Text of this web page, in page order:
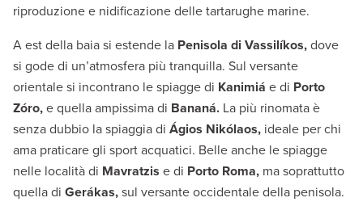
riproduzione e nidificazione delle tartarughe marine.
A est della baia si estende la Penisola di Vassilíkos,dove
si gode di un’atmosfera più tranquilla. Sul versante
orientale si incontrano le spiagge di Kanimiá e di Porto
Zóro,e quella ampissima di Bananá. La più rinomata è
senza dubbio la spiaggia di Ágios Nikólaos, ideale per chi
ama praticare gli sport acquatici. Belle anche le spiagge
nelle località di Mavratzis e di Porto Roma, ma soprattutto
quella di Gerákas,sul versante occidentale della penisola.